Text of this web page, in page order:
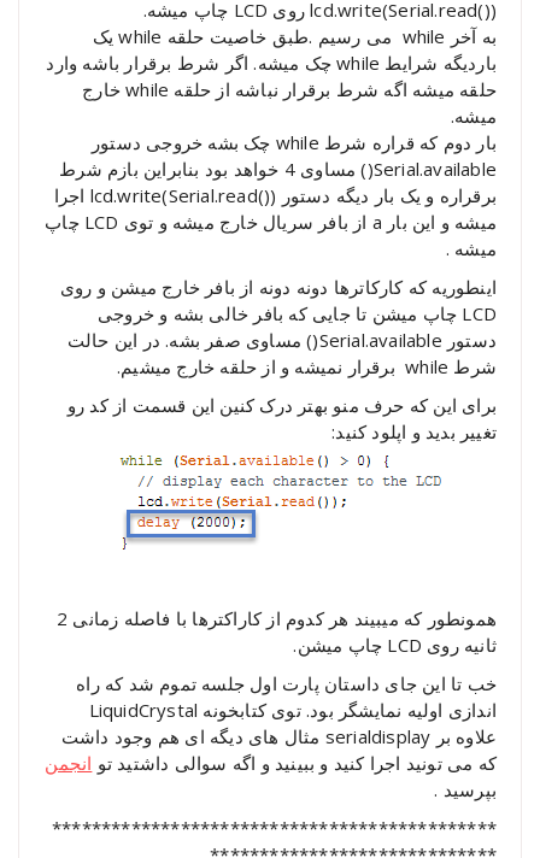
(()lcd.write(Serial.read روی LCD چاپ میشه.
به آخر while می رسیم .طبق خاصیت حلقه while یک
باردیگه شرایط while چک میشه. اگر شرط برقرار باشه وارد
حلقه میشه اگه شرط برقرار نباشه از حلقه while خارج
میشه.
بار دوم که قراره شرط while چک بشه خروجی دستور
Serial.available() مساوی 4 خواهد بود بنابراین بازم شرط
برقراره و یک بار دیگه دستور (()lcd.write(Serial.read اجرا
میشه و این بار a از بافر سریال خارج میشه و توی LCD چاپ
میشه .
اینطوریه که کارکاترها دونه دونه از بافر خارج میشن و روی
LCD چاپ میشن تا جایی که بافر خالی بشه و خروجی
دستور Serial.available() مساوی صفر بشه. در این حالت
شرط while برقرار نمیشه و از حلقه خارج میشیم.
برای این که حرف منو بهتر درک کنین این قسمت از کد رو
تغییر بدید و اپلود کنید:
همونطور که میبیند هر کدوم از کاراکترها با فاصله زمانی 2
ثانیه روی LCD چاپ میشن.
خب تا این جای داستان پارت اول جلسه تموم شد که راه
اندازی اولیه نمایشگر بود. توی کتابخونه LiquidCrystal
علاوه بر serialdisplay مثال های دیگه ای هم وجود داشت
که می تونید اجرا کنید و ببینید و اگه سوالی داشتید تو انجمن
بپرسید .
*********************************************